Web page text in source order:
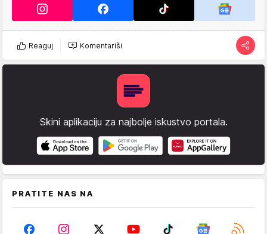
Reaguj Komentariši
Skini aplikaciju za najbolje iskustvo portala.
PRATITE NAS NA